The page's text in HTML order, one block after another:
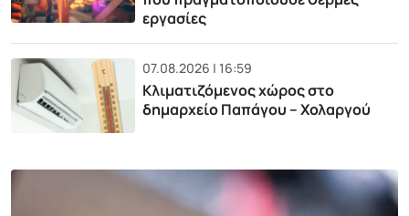
εργασίες
07.08.2026 | 16:59
Κλιματιζόμενος χώρος στο
δημαρχείο Παπάγου – Χολαργού